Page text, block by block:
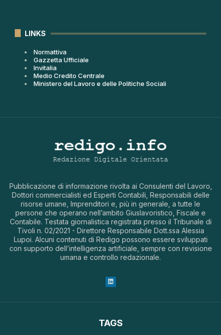
LINKS
Normattiva
Gazzetta Ufficiale
Invitalia
Medio Credito Centrale
Ministero del Lavoro e delle Politiche Sociali
Pubblicazione di informazione rivolta ai Consulenti del Lavoro,
Dottori commercialisti ed Esperti Contabili, Responsabili delle
risorse umane, Imprenditori e, più in generale, a tutte le
persone che operano nell’ambito Giuslavoristico, Fiscale e
Contabile. Testata giornalistica registrata presso il Tribunale di
Tivoli n. 02/2021 - Direttore Responsabile Dott.ssa Alessia
Lupoi. Alcuni contenuti di Redigo possono essere sviluppati
con supporto dell’intelligenza artificiale, sempre con revisione
umana e controllo redazionale.
TAGS